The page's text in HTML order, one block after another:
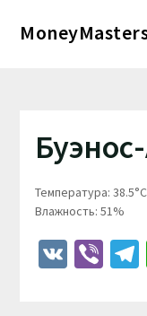
Температура:
Влажность: 51%
VK